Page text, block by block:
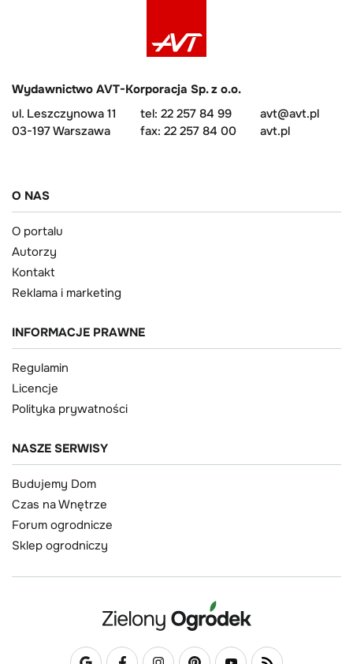
Wydawnictwo AVT-Korporacja Sp. z o.o.
ul. Leszczynowa 11
03-197 Warszawa
tel: 22 257 84 99
fax: 22 257 84 00
avt@avt.pl
avt.pl
O NAS
O portalu
Autorzy
Kontakt
Reklama i marketing
INFORMACJE PRAWNE
Regulamin
Licencje
Polityka prywatności
NASZE SERWISY
Budujemy Dom
Czas na Wnętrze
Forum ogrodnicze
Sklep ogrodniczy